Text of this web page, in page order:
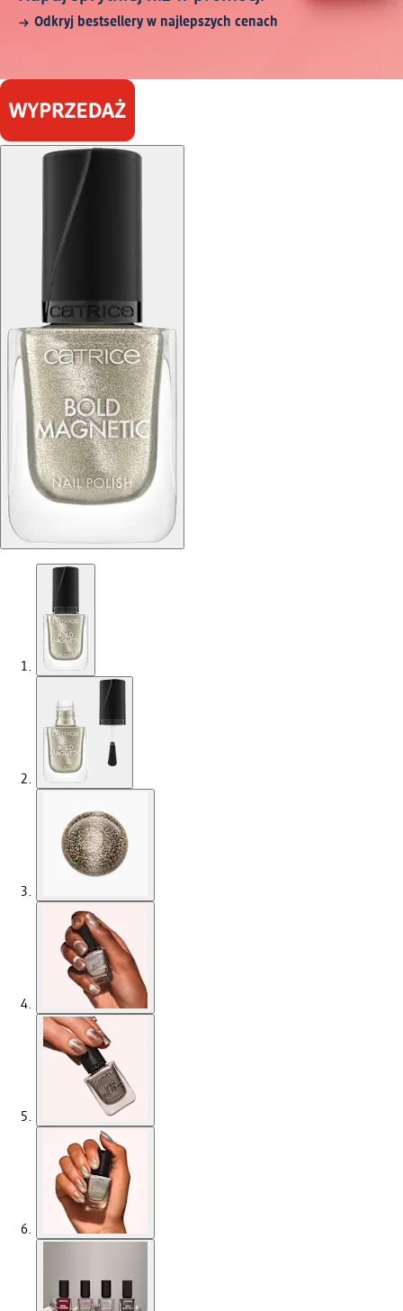
Odkryj bestsellery w najlepszych cenach